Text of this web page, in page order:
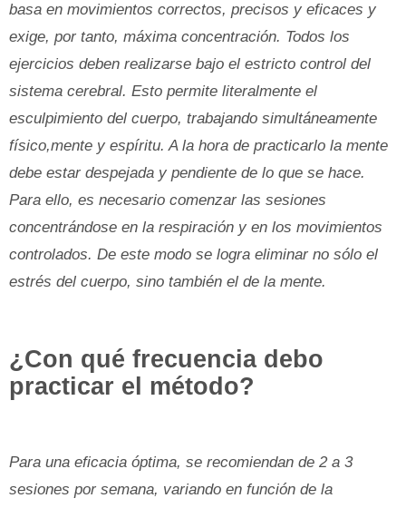
basa en movimientos correctos, precisos y eficaces y
exige, por tanto, máxima concentración. Todos los
ejercicios deben realizarse bajo el estricto control del
sistema cerebral. Esto permite literalmente el
esculpimiento del cuerpo, trabajando simultáneamente
físico,mente y espíritu. A la hora de practicarlo la mente
debe estar despejada y pendiente de lo que se hace.
Para ello, es necesario comenzar las sesiones
concentrándose en la respiración y en los movimientos
controlados. De este modo se logra eliminar no sólo el
estrés del cuerpo, sino también el de la mente.
¿Con qué frecuencia debo
practicar el método?
Para una eficacia óptima, se recomiendan de 2 a 3
sesiones por semana, variando en función de la